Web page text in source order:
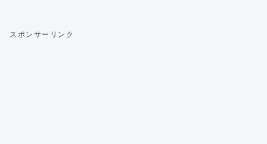
スポンサーリンク